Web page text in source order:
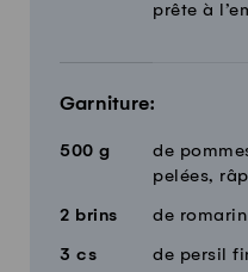
prête à
Garniture:
500 g
de
pelées,
2 brins de
3 cs de persil